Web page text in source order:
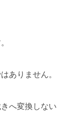
ありません。
へ変換しない